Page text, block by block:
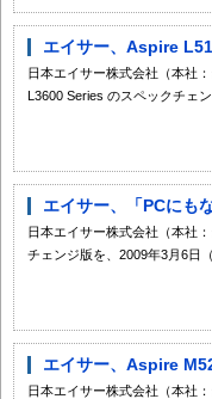
エイサー、Aspire
日本エイサー株式会社（本社
L3600 Series のスペックチェ
エイサー、「PCにも
日本エイサー株式会社（本社
チェンジ版を、2009年3月6日
エイサー、Aspire
日本エイサー株式会社（本社